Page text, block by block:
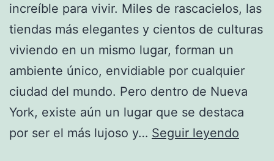
increíble para vivir. Miles de rascacielos, las
tiendas más elegantes y cientos de culturas
viviendo en un mismo lugar, forman un
ambiente único, envidiable por cualquier
ciudad del mundo. Pero dentro de Nueva
York, existe aún un lugar que se destaca
por ser el más lujoso y… Seguir leyendo